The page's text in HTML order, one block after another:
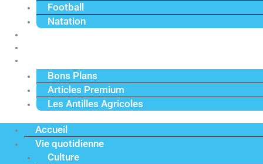
Football
Natation
Bons Plans
Articles Premium
Les Antilles Agricoles
Accueil
Vie quotidienne
Culture